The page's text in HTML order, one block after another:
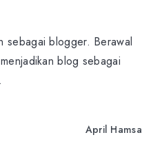
sebagai blogger. Berawal
blog sebagai
April Hamsa